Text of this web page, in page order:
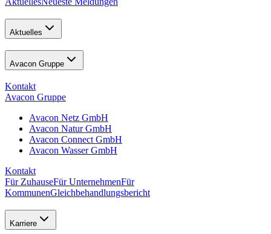
Aktuelles
Avacon Gruppe
Kontakt
Avacon Gruppe
Avacon Netz GmbH
Avacon Natur GmbH
Avacon Connect GmbH
Avacon Wasser GmbH
Kontakt
Für ZuhauseFür UnternehmenFür
KommunenGleichbehandlungsbericht
Karriere